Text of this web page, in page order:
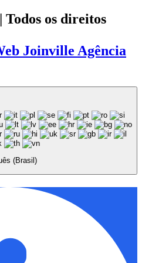
Todos os direitos
Joinville Agência
(Brasil)